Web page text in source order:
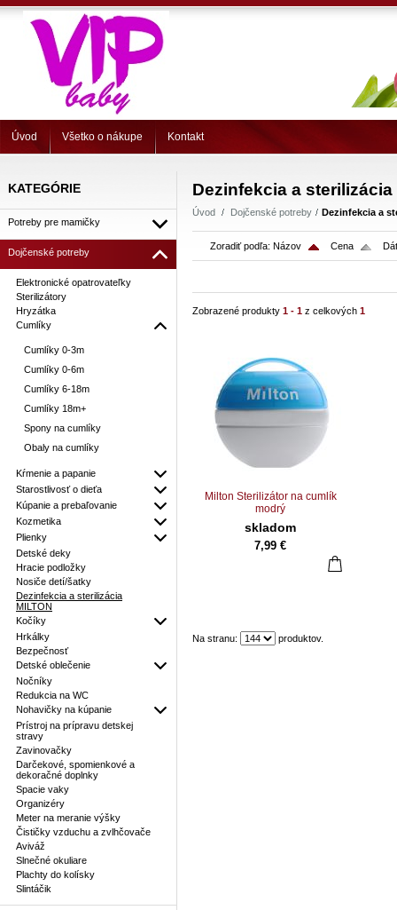
Úvod Všetko o nákupe Kontakt
KATEGÓRIE
Potreby pre mamičky
Dojčenské potreby
Elektronické opatrovateľky
Sterilizátory
Hryzátka
Cumlíky
Cumlíky 0-3m
Cumlíky 0-6m
Cumlíky 6-18m
Cumlíky 18m+
Spony na cumlíky
Obaly na cumlíky
Kŕmenie a papanie
Starostlivosť o dieťa
Kúpanie a prebaľovanie
Kozmetika
Plienky
Detské deky
Hracie podložky
Nosiče detí/šatky
Dezinfekcia a sterilizácia
MILTON
Kočíky
Hrkálky
Bezpečnosť
Detské oblečenie
Nočníky
Redukcia na WC
Nohavičky na kúpanie
Prístroj na prípravu detskej
stravy
Zavinovačky
Darčekové, spomienkové a
dekoračné doplnky
Spacie vaky
Organizéry
Meter na meranie výšky
Čističky vzduchu a zvlhčovače
Aviváž
Slnečné okuliare
Plachty do kolísky
Slintáčik
Dezinfekcia a sterilizácia
Úvod Dojčenské potreby Dezinfekcia a
Zoradiť podľa: Názov Cena
Zobrazené produkty 1 - 1 z celkových 1
Milton Sterilizátor na cumlík
modrý
skladom
7,99 €
Na stranu: produktov.